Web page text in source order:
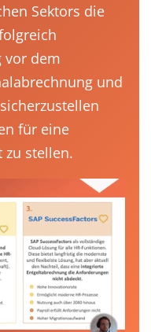
Sektors die
vor dem
und
für eine
zu stellen.